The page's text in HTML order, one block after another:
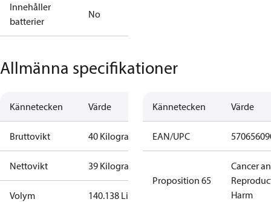
Innehåller
batterier
No
Allmänna specifikationer
Kännetecken Värde
Bruttovikt 40 Kilogram
Nettovikt 39 Kilogram
Volym 140.138 Liter
Kännetecken Värde
EAN/UPC
Proposition 65
Cancer
Harm